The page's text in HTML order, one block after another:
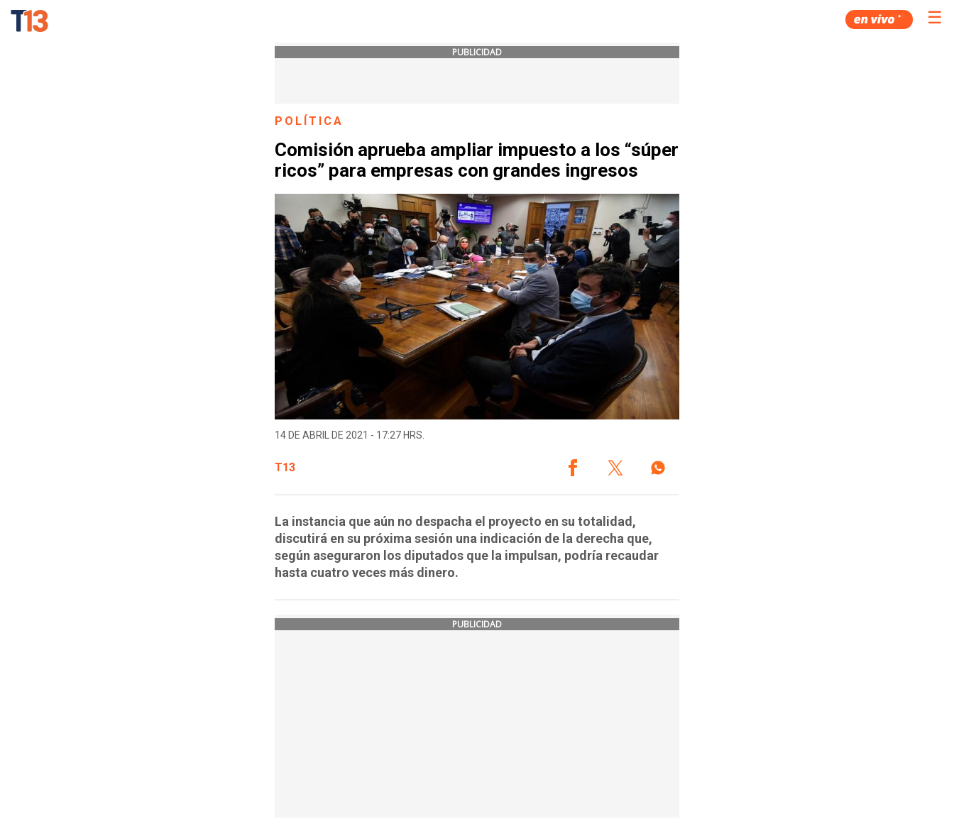
☰
PUBLICIDAD
POLÍTICA
Comisión aprueba ampliar impuesto a los “súper
ricos” para empresas con grandes ingresos
14 DE ABRIL DE 2021 - 17:27 HRS.
T13
La instancia que aún no despacha el proyecto en su totalidad,
discutirá en su próxima sesión una indicación de la derecha que,
según aseguraron los diputados que la impulsan, podría recaudar
hasta cuatro veces más dinero.
PUBLICIDAD